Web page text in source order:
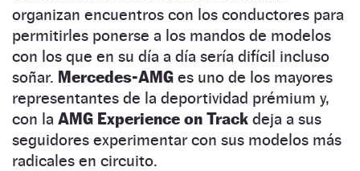
organizan encuentros con los conductores para
permitirles ponerse a los mandos de modelos
con los que en su día a día sería difícil incluso
soñar. Mercedes-AMG es uno de los mayores
representantes de la deportividad prémium y,
con la AMG Experience on Track deja a sus
seguidores experimentar con sus modelos más
radicales en circuito.